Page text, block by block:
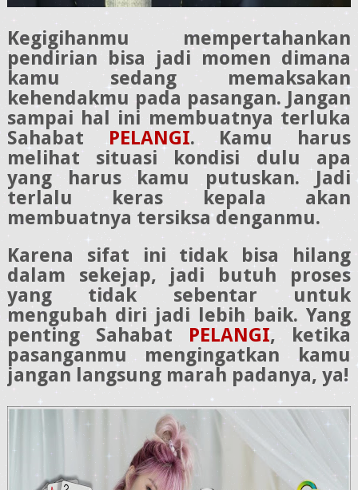
Kegigihanmu mempertahankan
pendirian bisa jadi momen dimana
kamu sedang memaksakan
kehendakmu pada pasangan. Jangan
sampai hal ini membuatnya terluka
SahabatPELANGI. Kamu harus
melihat situasi kondisi dulu apa
yang harus kamu putuskan. Jadi
terlalu keras kepala akan
membuatnya tersiksa denganmu.
Karena sifat ini tidak bisa hilang
dalam sekejap, jadi butuh proses
yang tidak sebentar untuk
mengubah diri jadi lebih baik. Yang
penting Sahabat PELANGI, ketika
pasanganmu mengingatkan kamu
jangan langsung marah padanya, ya!